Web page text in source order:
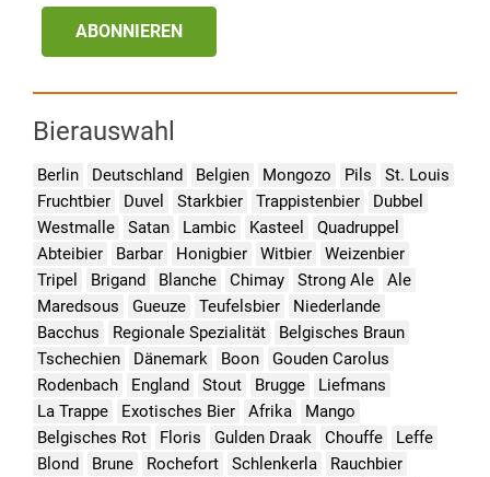
ABONNIEREN
Bierauswahl
Berlin Deutschland Belgien Mongozo Pils
St. Louis
Fruchtbier
Duvel Starkbier Trappistenbier
Dubbel
Westmalle
Satan Lambic Kasteel
Quadruppel
Abteibier
Barbar Honigbier Witbier
Weizenbier
Tripel
Brigand Blanche Chimay Strong Ale
Ale
Maredsous
Gueuze Teufelsbier
Niederlande
Bacchus
Regionale Spezialität
Belgisches Braun
Tschechien
Dänemark Boon
Gouden Carolus
Rodenbach
England Stout Brugge
Liefmans
La Trappe
Exotisches Bier Afrika
Mango
Belgisches Rot
Floris Gulden Draak Chouffe
Leffe
Blond
Brune Rochefort Schlenkerla
Rauchbier